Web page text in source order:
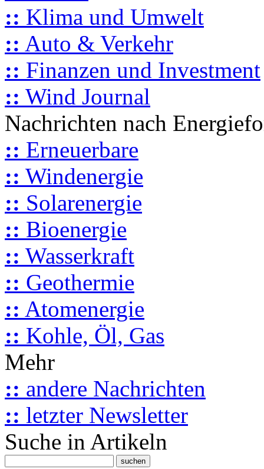
:: Klima und Umwelt
:: Auto & Verkehr
:: Finanzen und Investment
:: Wind Journal
Nachrichten nach
:: Erneuerbare
:: Windenergie
:: Solarenergie
:: Bioenergie
:: Wasserkraft
:: Geothermie
:: Atomenergie
:: Kohle, Öl, Gas
Mehr
:: andere Nachrichten
:: letzter Newsletter
Suche in Artikeln